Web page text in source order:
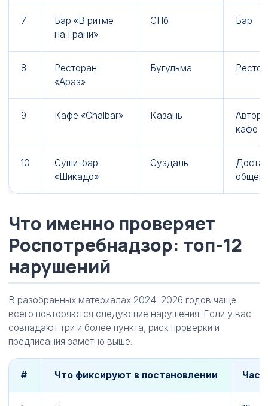
7
Бар «В ритме
на Грани»
СПб Бар
8
Ресторан
«Араз»
Бугульма
9 Кафе «Chalbar» Казань
кафе
10
Суши-бар
«Шикадо»
Суздаль
Что именно проверяет
Роспотребнадзор: топ-12
нарушений
В разобранных материалах 2024–2026 годов чаще
всего повторяются следующие нарушения. Если у вас
совпадают три и более пункта, риск проверки и
предписания заметно выше.
# Что фиксируют в постановлении